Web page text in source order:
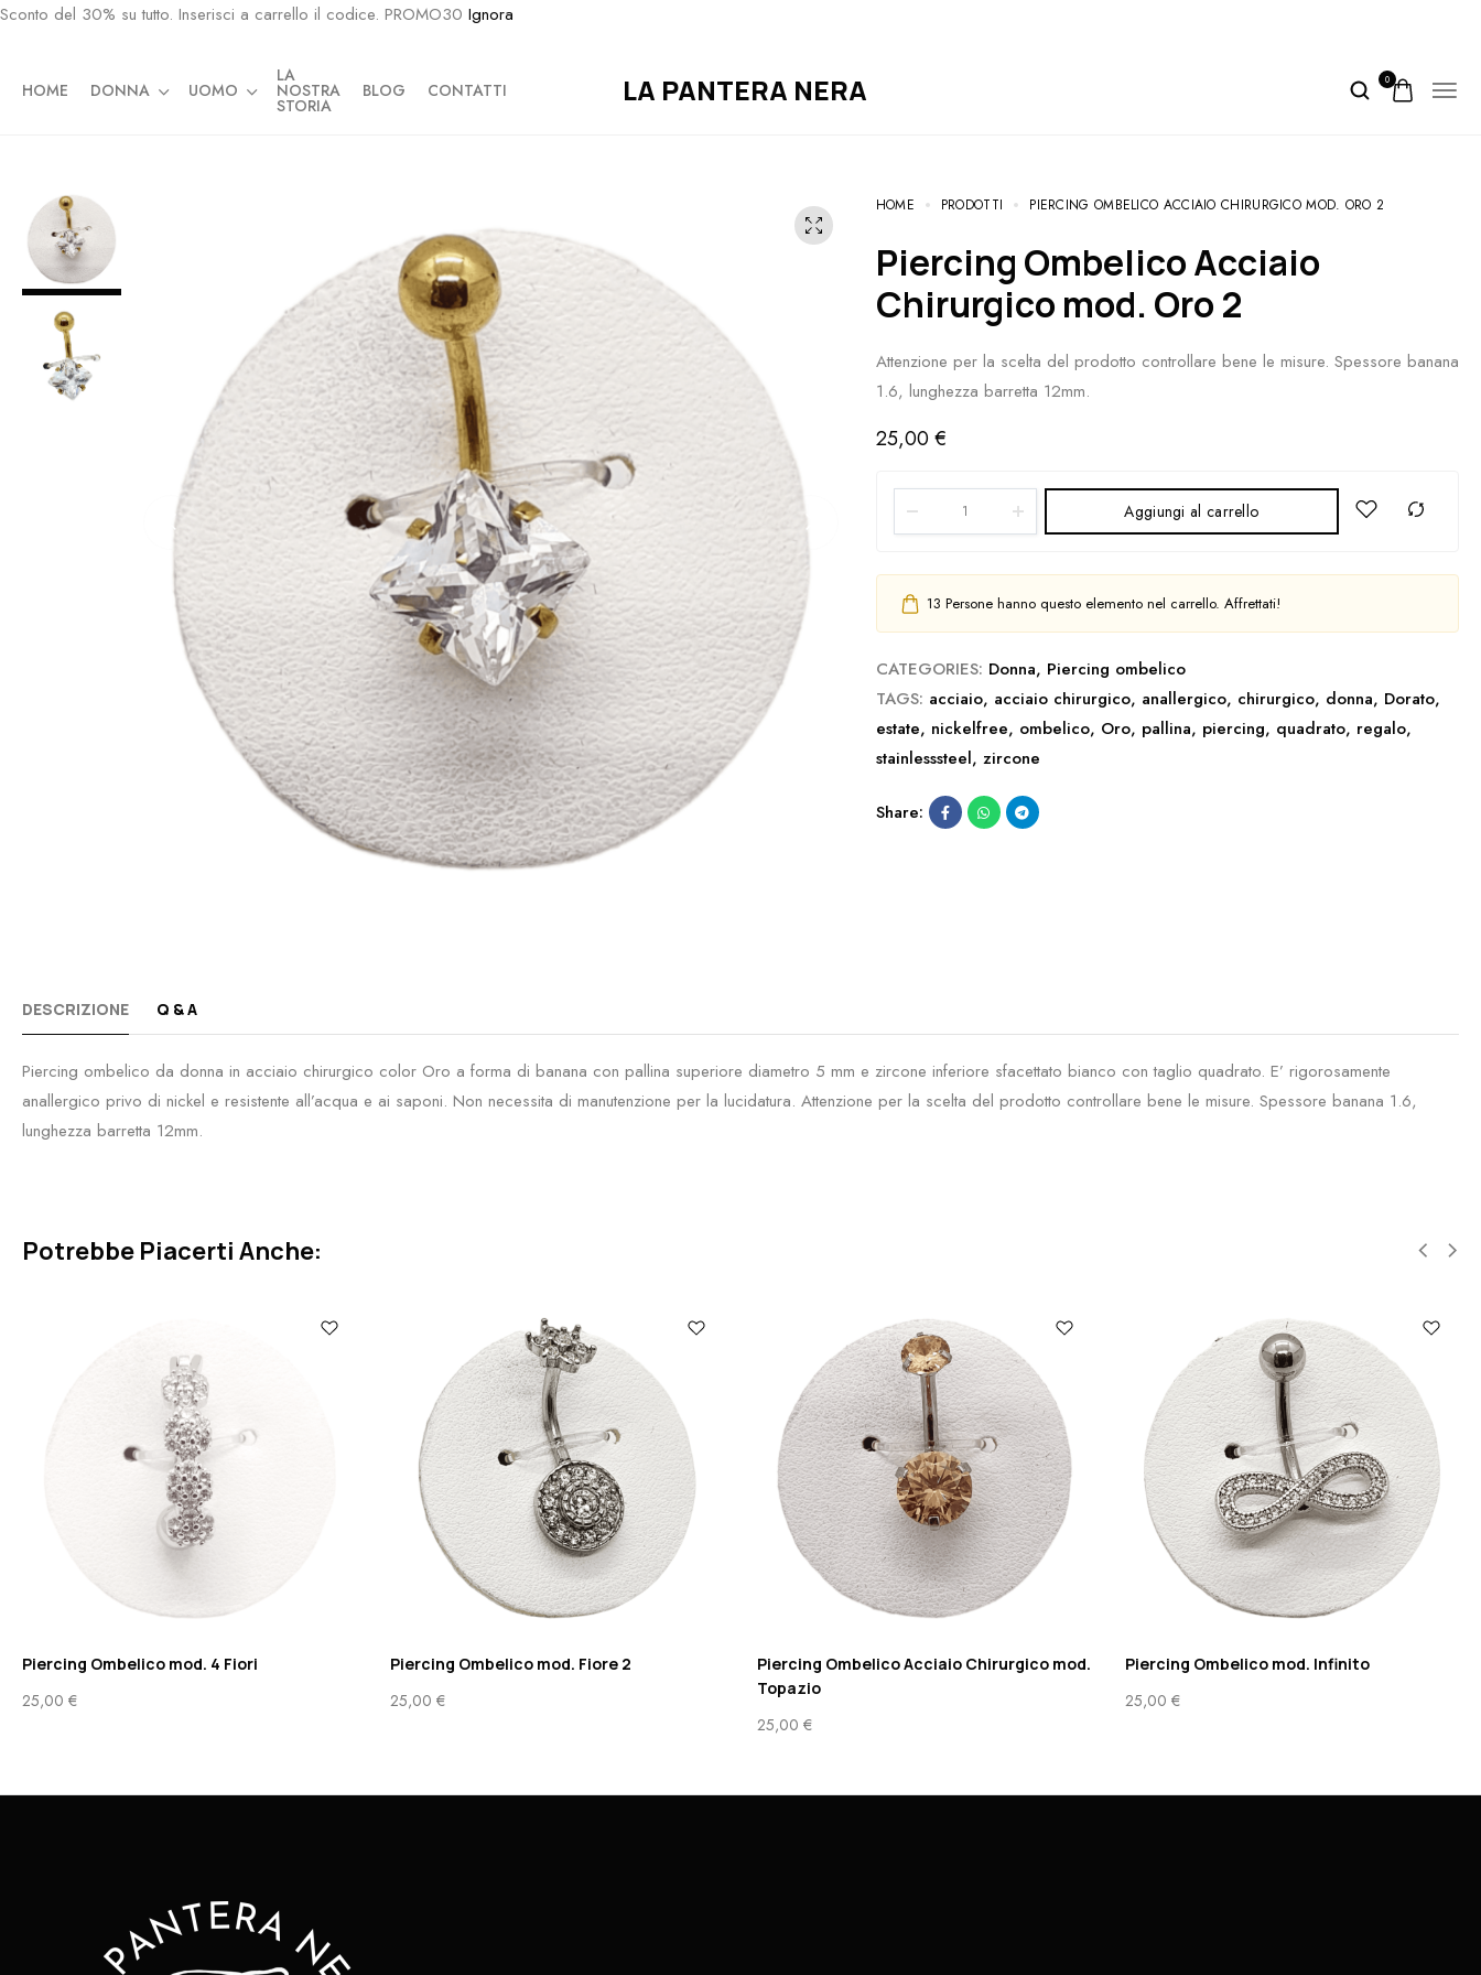
Sconto del 30% su tutto. Inserisci a carrello il codice. PROMO30 Ignora
HOME DONNA UOMO
LA
NOSTRA
STORIA
BLOG CONTATTI LA PANTERA NERA 0
HOME PRODOTTI PIERCING OMBELICO ACCIAIO CHIRURGICO MOD. ORO 2
Piercing Ombelico Acciaio
Chirurgico mod. Oro 2
Attenzione per la scelta del prodotto controllare bene le misure. Spessore banana
1.6, lunghezza barretta 12mm.
25,00€
Aggiungi al carrello
13 Persone hanno questo elemento nel carrello. Affrettati!
CATEGORIES: Donna, Piercing ombelico
TAGS: acciaio, acciaio chirurgico, anallergico, chirurgico, donna, Dorato,
estate, nickelfree, ombelico, Oro, pallina, piercing, quadrato, regalo,
stainlesssteel, zircone
Share:
DESCRIZIONE Q & A
Piercing ombelico da donna in acciaio chirurgico color Oro a forma di banana con pallina superiore diametro 5 mm e zircone inferiore sfacettato bianco con taglio quadrato. E’ rigorosamente
anallergico privo di nickel e resistente all’acqua e ai saponi. Non necessita di manutenzione per la lucidatura. Attenzione per la scelta del prodotto controllare bene le misure. Spessore banana 1.6,
lunghezza barretta 12mm.
Potrebbe Piacerti Anche:
Piercing Ombelico mod. 4 Fiori
25,00 €
Piercing Ombelico mod. Fiore 2
25,00 €
Piercing Ombelico Acciaio Chirurgico mod.
Topazio
25,00 €
Piercing Ombelico mod. Infinito
25,00 €